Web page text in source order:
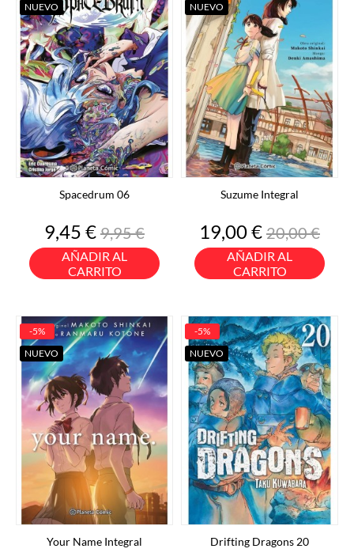
Spacedrum 06
Precio
9,45 €Precio
base
9,95 €
AÑADIR AL
CARRITO
NUEVO
Suzume Integral
Precio
19,00 €Precio
base
20,00 €
AÑADIR AL
CARRITO
NUEVO
Your Name Integral
-5%
NUEVO
Drifting Dragons 20
-5%
NUEVO